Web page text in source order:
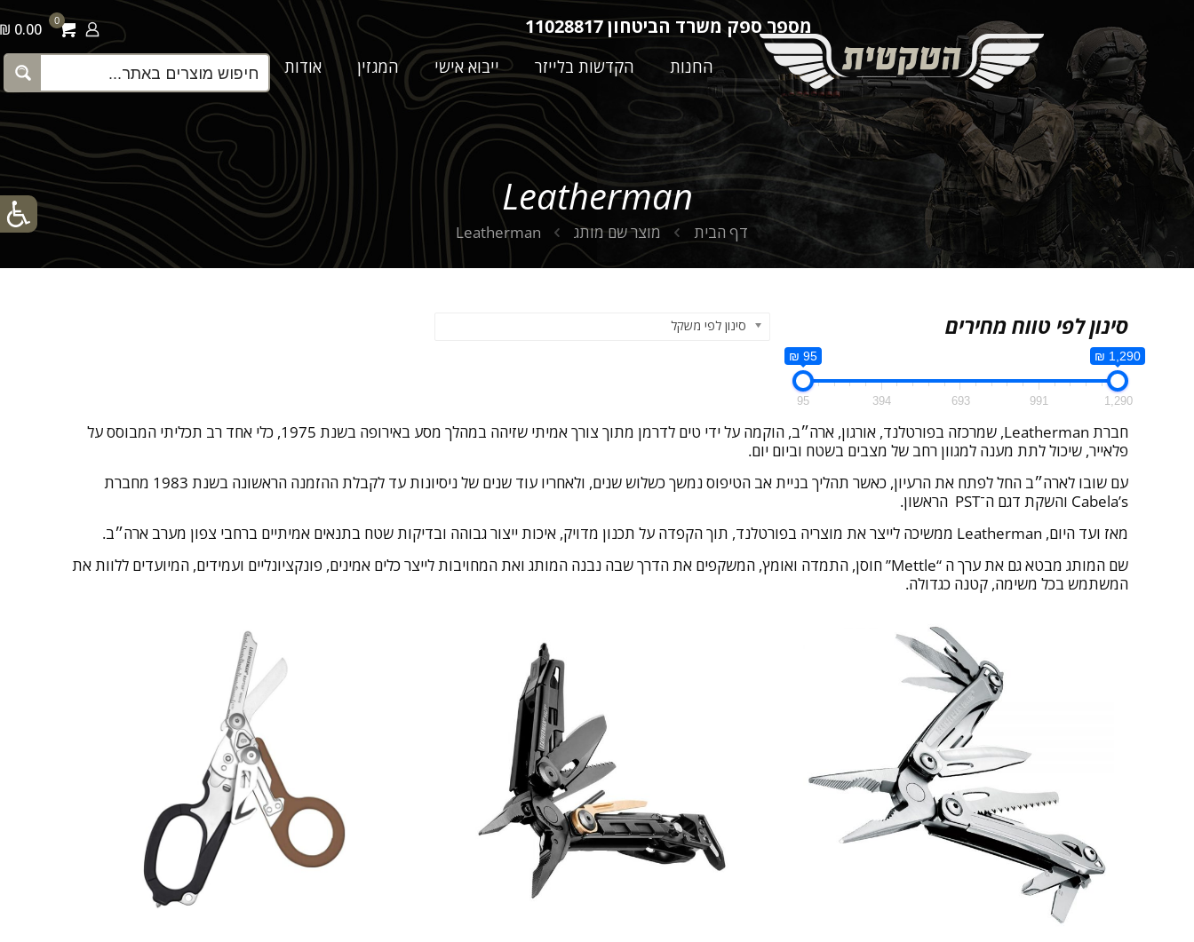
מספר ספק משרד הביטחון 11028817
החנות הקדשות בלייזר ייבוא אישי המגזין אודות צור קשר
0
0.00 ₪
Leatherman
דף הבית מוצר שם מותג Leatherman
סינון לפי טווח מחירים
95 ₪ 1,290 ₪
95 394 693 991 1,290
סינון לפי משקל
חברת Leatherman, שמרכזה בפורטלנד, אורגון, ארה״ב, הוקמה על ידי טים לדרמן מתוך צורך אמיתי שזיהה במהלך מסע באירופה בשנת 1975, כלי אחד רב תכליתי המבוסס על
פלאייר, שיכול לתת מענה למגוון רחב של מצבים בשטח וביום יום.
עם שובו לארה״ב החל לפתח את הרעיון, כאשר תהליך בניית אב הטיפוס נמשך כשלוש שנים, ולאחריו עוד שנים של ניסיונות עד לקבלת ההזמנה הראשונה בשנת 1983 מחברת
Cabela’s והשקת דגם ה־PST הראשון.
מאז ועד היום, Leatherman ממשיכה לייצר את מוצריה בפורטלנד, תוך הקפדה על תכנון מדויק, איכות ייצור גבוהה ובדיקות שטח בתנאים אמיתיים ברחבי צפון מערב ארה״ב.
שם המותג מבטא גם את ערך ה “Mettle” חוסן, התמדה ואומץ, המשקפים את הדרך שבה נבנה המותג ואת המחויבות לייצר כלים אמינים, פונקציונליים ועמידים, המיועדים ללוות את
המשתמש בכל משימה, קטנה כגדולה.